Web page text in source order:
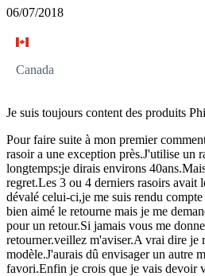
06/07/2018
Canada
Je suis toujours content des produits
Pour faire suite à mon premier
rasoir a une exception près.J'utilise un
longtemps;je dirais environs
regret.Les 3 ou 4 derniers rasoirs avait
dévalé celui-ci,je me suis rendu
bien aimé le retourne mais je me
pour un retour.Si jamais vous me
retourner.veillez m'aviser.A vrai dire je
modèle.J'aurais dû envisager un autre
favori.Enfin je crois que je vais devoir